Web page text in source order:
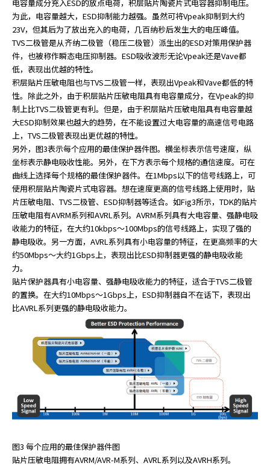
电容量成分充入ESD的放点电荷，积层贴片陶瓷片式电容器抑制电压。
为此，电容量越大，ESD抑制能力越强。虽然可将Vpeak抑制到大约
23V，但其后为了放出充入的电荷，几百纳秒后发生大的电压峰值。
TVS二极管是从齐纳二极管（稳压二极管）派生出的ESD对策用保护器
件，也被称作瞬态电压抑制器。ESD吸收波形无论Vpeak还是Vave都
低，表现出优越的特性。
积层贴片压敏电阻也与TVS二极管一样，表现出Vpeak和Vave都低的特
性。除此之外，由于积层贴片压敏电阻具有电容量成分，在Vpeak的抑
制上比TVS二极管更有利。但是，由于积层贴片压敏电阻具有电容量越
大ESD抑制效果也越大的趋势，在不能设置过大电容量的高速信号电路
上，TVS二极管表现出更优越的特性。
另外，图3表示每个应用的最佳保护器件图。横坐标表示信号速度，纵
坐标表示静电吸收性能。另外，在下方表示每个规格的通信速度。可在
曲线上选择每个规格的最佳保护器件。在1Mbps以下的信号线路上，可
使用积层贴片陶瓷片式电容器。想在速度更高的信号线路上使用时，贴
片压敏电阻、TVS二极管、ESD抑制器等适合。如Fig3所示，TDK的贴片
压敏电阻有AVRM系列和AVRL系列。AVRM系列具有大电容量、强静电吸
收能力的特征，在大约10kbps～100Mbps的信号线路上，实现了强的
静电吸收。另一方面，AVRL系列具有小电容量的特征，在更高频率的大
约50Mbps～大约1Gbps上，表现出比ESD抑制器更强的静电吸收能
力。
贴片保护器具有小电容量、强静电吸收能力的特征，适合于TVS二极管
的置换。在大约10Mbps～1Gbps上，ESD抑制器自不在话下，表现出
比AVRL系列更强的静电吸收能力。
图3 每个应用的最佳保护器件图
贴片压敏电阻拥有AVRM/AVR-M系列、AVRL系列以及AVRH系列。